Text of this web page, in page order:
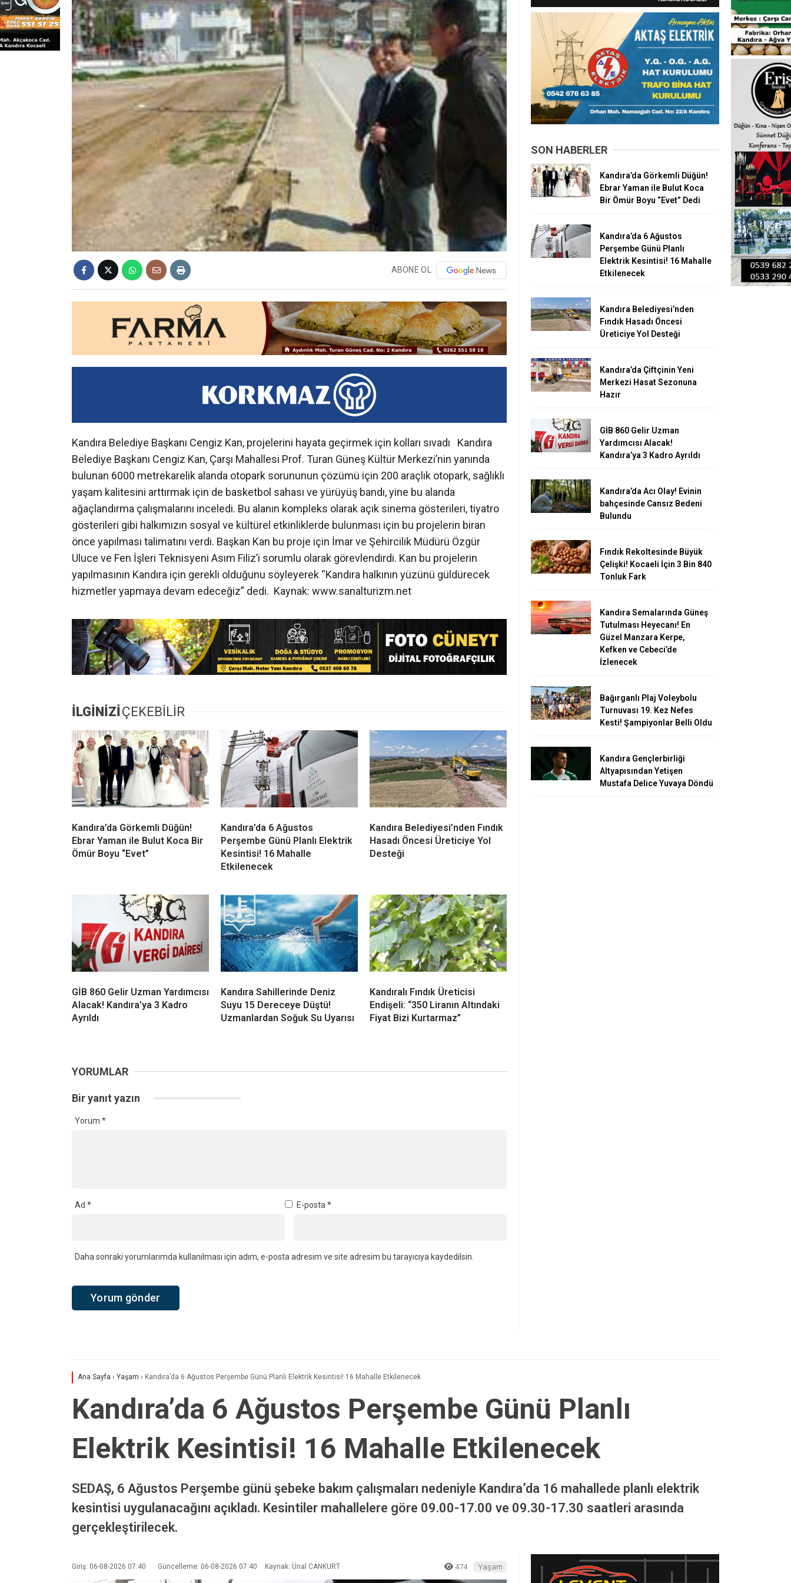
ABONE OL
Kandıra Belediye Başkanı Cengiz Kan, projelerini hayata geçirmek için kolları sıvadı Kandıra
Belediye Başkanı Cengiz Kan, Çarşı Mahallesi Prof. Turan Güneş Kültür Merkezi’nin yanında
bulunan 6000 metrekarelik alanda otopark sorununun çözümü için 200 araçlık otopark, sağlıklı
yaşam kalitesini arttırmak için de basketbol sahası ve yürüyüş bandı, yine bu alanda
ağaçlandırma çalışmalarını inceledi. Bu alanın kompleks olarak açık sinema gösterileri, tiyatro
gösterileri gibi halkımızın sosyal ve kültürel etkinliklerde bulunması için bu projelerin biran
önce yapılması talimatını verdi. Başkan Kan bu proje için İmar ve Şehircilik Müdürü Özgür
Uluce ve Fen İşleri Teknisyeni Asım Filiz’i sorumlu olarak görevlendirdi. Kan bu projelerin
yapılmasının Kandıra için gerekli olduğunu söyleyerek “Kandıra halkının yüzünü güldürecek
hizmetler yapmaya devam edeceğiz” dedi. Kaynak: www.sanalturizm.net
İLGİNİZİÇEKEBİLİR
Kandıra’da Görkemli Düğün!
Ebrar Yaman ile Bulut Koca Bir
Ömür Boyu “Evet”
Kandıra’da 6 Ağustos
Perşembe Günü Planlı Elektrik
Kesintisi! 16 Mahalle
Etkilenecek
Kandıra Belediyesi’nden Fındık
Hasadı Öncesi Üreticiye Yol
Desteği
GİB 860 Gelir Uzman Yardımcısı
Alacak! Kandıra’ya 3 Kadro
Ayrıldı
Kandıra Sahillerinde Deniz
Suyu 15 Dereceye Düştü!
Uzmanlardan Soğuk Su Uyarısı
Kandıralı Fındık Üreticisi
Endişeli: “350 Liranın Altındaki
Fiyat Bizi Kurtarmaz”
YORUMLAR
Bir yanıt yazın
Yorum *
Ad * E-posta *
Daha sonraki yorumlarımda kullanılması için adım, e-posta adresim ve site adresim bu tarayıcıya kaydedilsin.
SON HABERLER
Kandıra’da Görkemli Düğün!
Ebrar Yaman ile Bulut Koca
Bir Ömür Boyu “Evet” Dedi
Kandıra’da 6 Ağustos
Perşembe Günü Planlı
Elektrik Kesintisi! 16 Mahalle
Etkilenecek
Kandıra Belediyesi’nden
Fındık Hasadı Öncesi
Üreticiye Yol Desteği
Kandıra’da Çiftçinin Yeni
Merkezi Hasat Sezonuna
Hazır
GİB 860 Gelir Uzman
Yardımcısı Alacak!
Kandıra’ya 3 Kadro Ayrıldı
Kandıra’da Acı Olay! Evinin
bahçesinde Cansız Bedeni
Bulundu
Fındık Rekoltesinde Büyük
Çelişki! Kocaeli İçin 3 Bin 840
Tonluk Fark
Kandıra Semalarında Güneş
Tutulması Heyecanı! En
Güzel Manzara Kerpe,
Kefken ve Cebeci’de
İzlenecek
Bağırganlı Plaj Voleybolu
Turnuvası 19. Kez Nefes
Kesti! Şampiyonlar Belli Oldu
Kandıra Gençlerbirliği
Altyapısından Yetişen
Mustafa Delice Yuvaya Döndü
Ana Sayfa › Yaşam › Kandıra’da 6 Ağustos Perşembe Günü Planlı Elektrik Kesintisi! 16 Mahalle Etkilenecek
Kandıra’da 6 Ağustos Perşembe Günü Planlı
Elektrik Kesintisi! 16 Mahalle Etkilenecek
SEDAŞ, 6 Ağustos Perşembe günü şebeke bakım çalışmaları nedeniyle Kandıra’da 16 mahallede planlı elektrik
kesintisi uygulanacağını açıkladı. Kesintiler mahallelere göre 09.00-17.00 ve 09.30-17.30 saatleri arasında
gerçekleştirilecek.
Giriş: 06-08-2026 07:40 Güncelleme: 06-08-2026 07:40 Kaynak: Ünal CANKURT 474 Yaşam